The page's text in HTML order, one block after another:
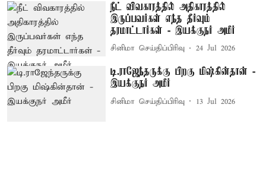
நீட் விவகாரத்தில் அதிகாரத்தில்
இருப்பவர்கள் எந்த தீர்வும்
தரமாட்டார்கள் - இயக்குநர் அமீர்
சினிமா செய்திப்பிரிவு 24 Jul 2026
டி.ராஜேந்தருக்கு பிறகு மிஷ்கின்தான் -
இயக்குநர் அமீர்
சினிமா செய்திப்பிரிவு 13 Jul 2026